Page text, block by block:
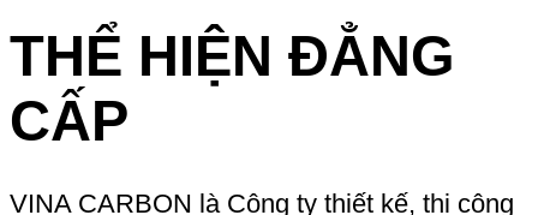
THỂ HIỆN ĐẲNG
CẤP
VINA CARBON là Công ty thiết kế, thi công